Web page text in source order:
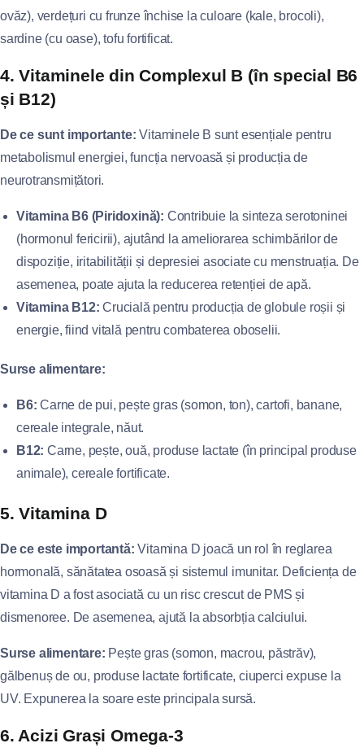
ovăz), verdețuri cu frunze închise la culoare (kale, brocoli),
sardine (cu oase), tofu fortificat.
4. Vitaminele din Complexul B (în special B6
și B12)
De ce sunt importante: Vitaminele B sunt esențiale pentru
metabolismul energiei, funcția nervoasă și producția de
neurotransmițători.
Vitamina B6 (Piridoxină): Contribuie la sinteza serotoninei
(hormonul fericirii), ajutând la ameliorarea schimbărilor de
dispoziție, iritabilității și depresiei asociate cu menstruația. De
asemenea, poate ajuta la reducerea retenției de apă.
Vitamina B12: Crucială pentru producția de globule roșii și
energie, fiind vitală pentru combaterea oboselii.
Surse alimentare:
B6: Carne de pui, pește gras (somon, ton), cartofi, banane,
cereale integrale, năut.
B12: Carne, pește, ouă, produse lactate (în principal produse
animale), cereale fortificate.
5. Vitamina D
De ce este importantă: Vitamina D joacă un rol în reglarea
hormonală, sănătatea osoasă și sistemul imunitar. Deficiența de
vitamina D a fost asociată cu un risc crescut de PMS și
dismenoree. De asemenea, ajută la absorbția calciului.
Surse alimentare: Pește gras (somon, macrou, păstrăv),
gălbenuș de ou, produse lactate fortificate, ciuperci expuse la
UV. Expunerea la soare este principala sursă.
6. Acizi Grași Omega-3